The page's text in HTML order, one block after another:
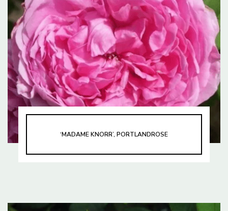
‘MADAME KNORR’, PORTLANDROSE